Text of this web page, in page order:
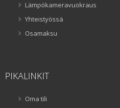
Lämpökameravuokraus
Yhteistyössä
Osamaksu
PIKALINKIT
Oma tili